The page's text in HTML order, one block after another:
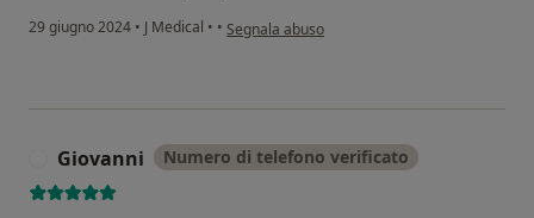
29 giugno 2024 • J Medical • • secondo l'opinione dell'utente Giovanni
Segnala abuso
Giovanni Numero di telefono verificato